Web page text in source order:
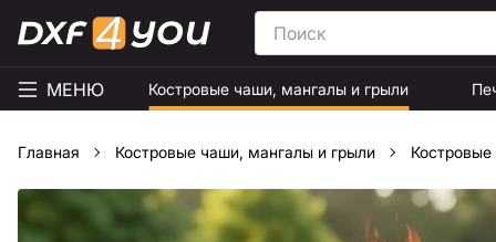
МЕНЮ Костровые чаши, мангалы и грыли
Главная Костровые чаши, мангалы и грыли